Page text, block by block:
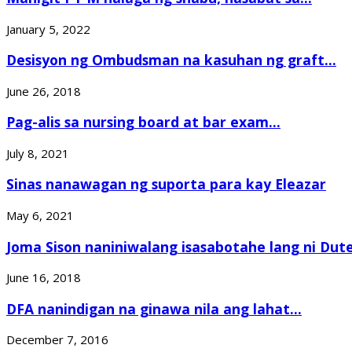
January 5, 2022
Desisyon ng Ombudsman na kasuhan ng graft...
June 26, 2018
Pag-alis sa nursing board at bar exam...
July 8, 2021
Sinas nanawagan ng suporta para kay Eleazar
May 6, 2021
Joma Sison naniniwalang isasabotahe lang ni
June 16, 2018
DFA nanindigan na ginawa nila ang lahat...
December 7, 2016